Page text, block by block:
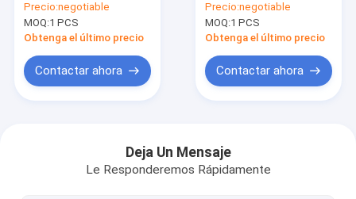
Sobre nosotros
bimetálicos de
enfriamiento del
tubo de aleta
Precio:negotiable
MOQ:1 PCS
Obtenga el último precio
Contactar ahora
energía para los
condensadores de la
refrigeración
Precio:negotiable
MOQ:1 PCS
Obtenga el último precio
Contactar ahora
Deja Un Mensaje
Le Responderemos Rápidamente